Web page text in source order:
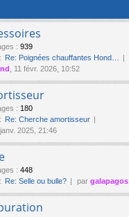
: 939
Re: Poignées chauffantes Hond…
, 11 févr. 2026, 10:52
: 180
Re: Cherche amortisseur
janv. 2025, 21:46
: 448
Re: Selle ou bulle? par galapagos